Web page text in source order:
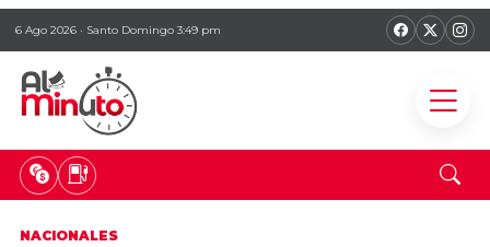
6 Ago 2026 · Santo Domingo 3:49 pm
NACIONALES